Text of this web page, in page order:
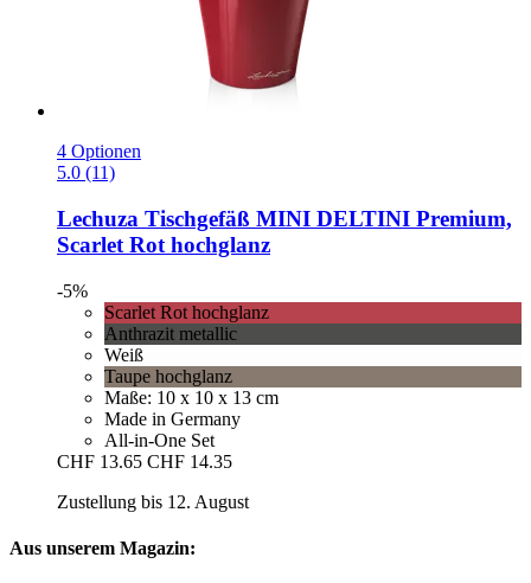
4 Optionen
5.0 (11)
Lechuza Tischgefäß MINI DELTINI Premium,
Scarlet Rot hochglanz
-5%
Scarlet Rot hochglanz
Anthrazit metallic
Weiß
Taupe hochglanz
Maße: 10 x 10 x 13 cm
Made in Germany
All-in-One Set
CHF 13.65 CHF 14.35
Zustellung bis 12. August
Aus unserem Magazin: